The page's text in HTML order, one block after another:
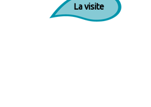
La visite